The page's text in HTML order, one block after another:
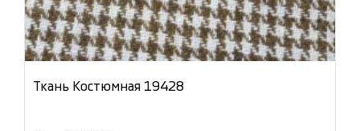
Ткань Костюмная 19428